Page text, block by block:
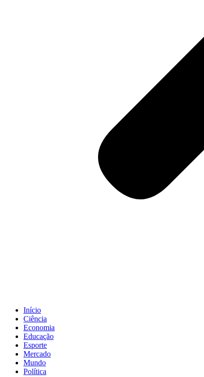
Início
Ciência
Economia
Educação
Esporte
Mercado
Mundo
Política